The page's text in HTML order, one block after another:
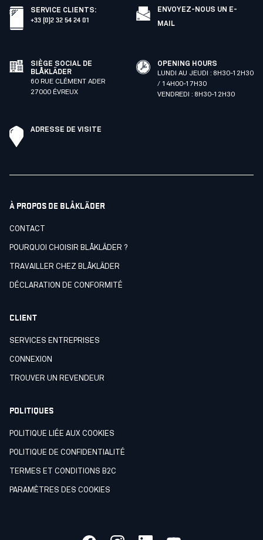
SERVICE CLIENTS:
+33 (0)2 32 54 24 01
ENVOYEZ-NOUS UN E-
MAIL
SIÈGE SOCIAL DE
BLÅKLÄDER
60 RUE CLÉMENT ADER
27000 ÉVREUX
OPENING HOURS
LUNDI AU JEUDI : 8H30-12H30
/ 14H00-17H30
VENDREDI : 8H30-12H30
ADRESSE DE VISITE
À PROPOS DE BLÅKLÄDER
CONTACT
POURQUOI CHOISIR BLÅKLÄDER ?
TRAVAILLER CHEZ BLÅKLÄDER
DÉCLARATION DE CONFORMITÉ
CLIENT
SERVICES ENTREPRISES
CONNEXION
TROUVER UN REVENDEUR
POLITIQUES
POLITIQUE LIÉE AUX COOKIES
POLITIQUE DE CONFIDENTIALITÉ
TERMES ET CONDITIONS B2C
PARAMÈTRES DES COOKIES